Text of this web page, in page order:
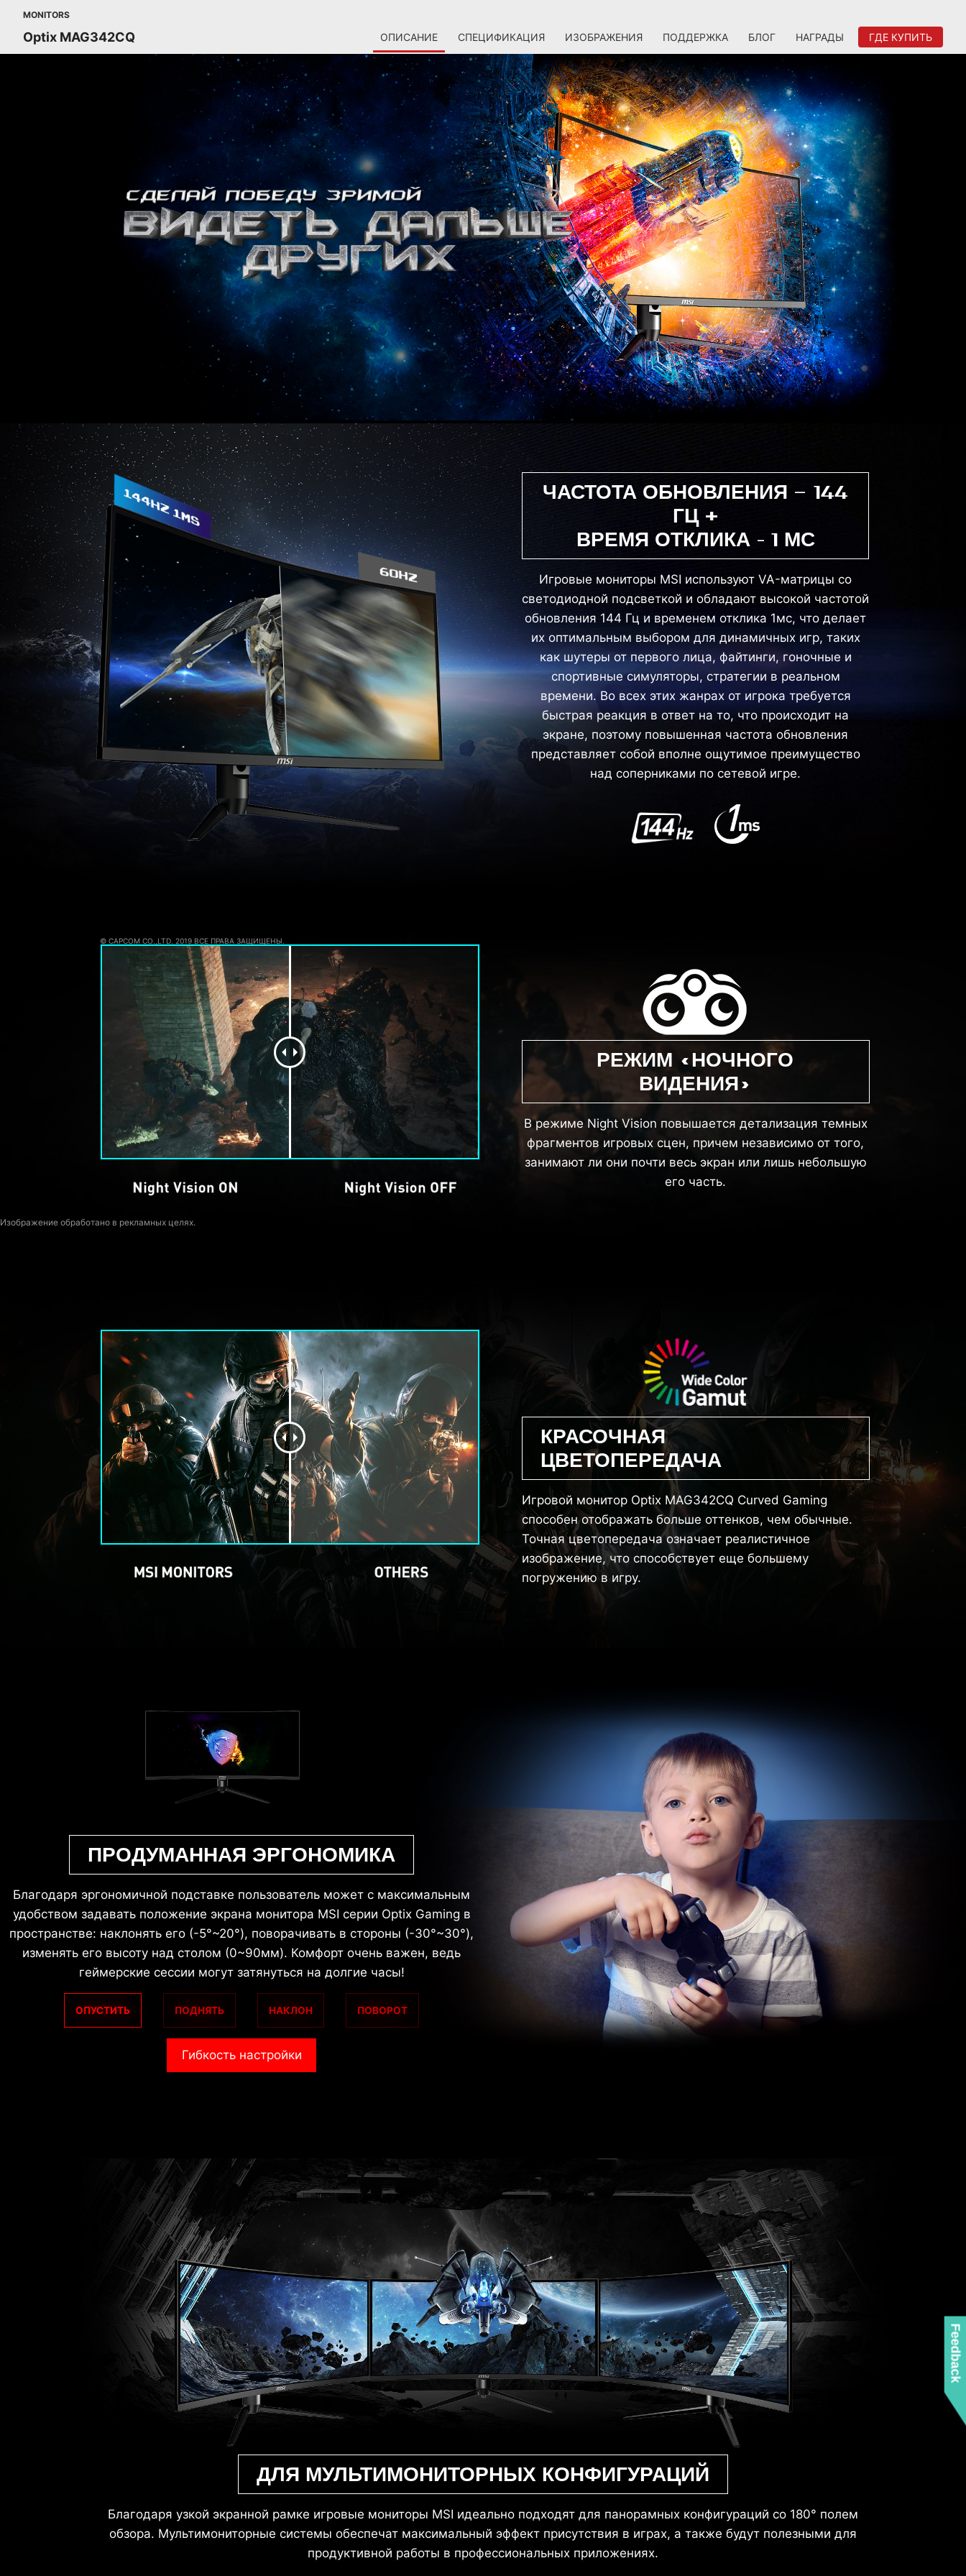
MONITORS
Optix MAG342CQ ОПИСАНИЕ СПЕЦИФИКАЦИЯ ИЗОБРАЖЕНИЯ ПОДДЕРЖКА БЛОГ НАГРАДЫ ГДЕ КУПИТЬ
ЧАСТОТА ОБНОВЛЕНИЯ – 144
ГЦ +
ВРЕМЯ ОТКЛИКА - 1 МС
Игровые мониторы MSI используют VA-матрицы со
светодиодной подсветкой и обладают высокой частотой
обновления 144 Гц и временем отклика 1мс, что делает
их оптимальным выбором для динамичных игр, таких
как шутеры от первого лица, файтинги, гоночные и
спортивные симуляторы, стратегии в реальном
времени. Во всех этих жанрах от игрока требуется
быстрая реакция в ответ на то, что происходит на
экране, поэтому повышенная частота обновления
представляет собой вполне ощутимое преимущество
над соперниками по сетевой игре.
РЕЖИМ «НОЧНОГО
ВИДЕНИЯ»
В режиме Night Vision повышается детализация темных
фрагментов игровых сцен, причем независимо от того,
занимают ли они почти весь экран или лишь небольшую
его часть.
© CAPCOM CO.,LTD. 2019 ВСЕ ПРАВА ЗАЩИЩЕНЫ.
Изображение обработано в рекламных целях.
КРАСОЧНАЯ
ЦВЕТОПЕРЕДАЧА
Игровой монитор Optix MAG342CQ Curved Gaming
способен отображать больше оттенков, чем обычные.
Точная цветопередача означает реалистичное
изображение, что способствует еще большему
погружению в игру.
ПРОДУМАННАЯ ЭРГОНОМИКА
Благодаря эргономичной подставке пользователь может с максимальным
удобством задавать положение экрана монитора MSI серии Optix Gaming в
пространстве: наклонять его (-5°~20°), поворачивать в стороны (-30°~30°),
изменять его высоту над столом (0~90мм). Комфорт очень важен, ведь
геймерские сессии могут затянуться на долгие часы!
ОПУСТИТЬ ПОДНЯТЬ НАКЛОН ПОВОРОТ
Гибкость настройки
ДЛЯ МУЛЬТИМОНИТОРНЫХ КОНФИГУРАЦИЙ
Благодаря узкой экранной рамке игровые мониторы MSI идеально подходят для панорамных конфигураций со 180° полем
обзора. Мультимониторные системы обеспечат максимальный эффект присутствия в играх, а также будут полезными для
продуктивной работы в профессиональных приложениях.
Feedback